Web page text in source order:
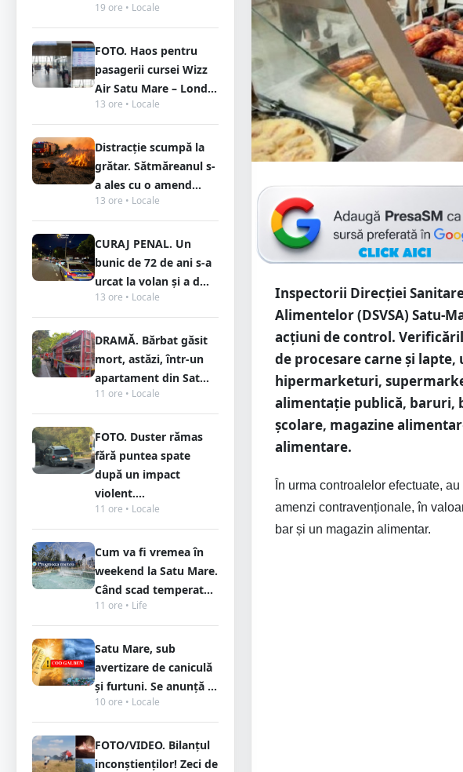
19 ore • Locale
FOTO. Haos pentru
pasagerii cursei Wizz
Air Satu Mare – Lond...
13 ore • Locale
Distracție scumpă la
grătar. Sătmăreanul s-
a ales cu o amend...
13 ore • Locale
CURAJ PENAL. Un
bunic de 72 de ani s-a
urcat la volan și a d...
13 ore • Locale
DRAMĂ. Bărbat găsit
mort, astăzi, într-un
apartament din Sat...
11 ore • Locale
FOTO. Duster rămas
fără puntea spate
după un impact
violent....
11 ore • Locale
Cum va fi vremea în
weekend la Satu Mare.
Când scad temperat...
11 ore • Life
Satu Mare, sub
avertizare de caniculă
și furtuni. Se anunță ...
10 ore • Locale
FOTO/VIDEO. Bilanțul
inconștienților! Zeci de
Inspectorii Direcției
Alimentelor (DSVSA) Satu-
acțiuni de control.
de procesare carne și
hipermarketuri,
alimentație publică, baruri,
școlare, magazine
alimentare.
În urma controalelor efectuate,
amenzi contravenționale, în
bar și un magazin alimentar.